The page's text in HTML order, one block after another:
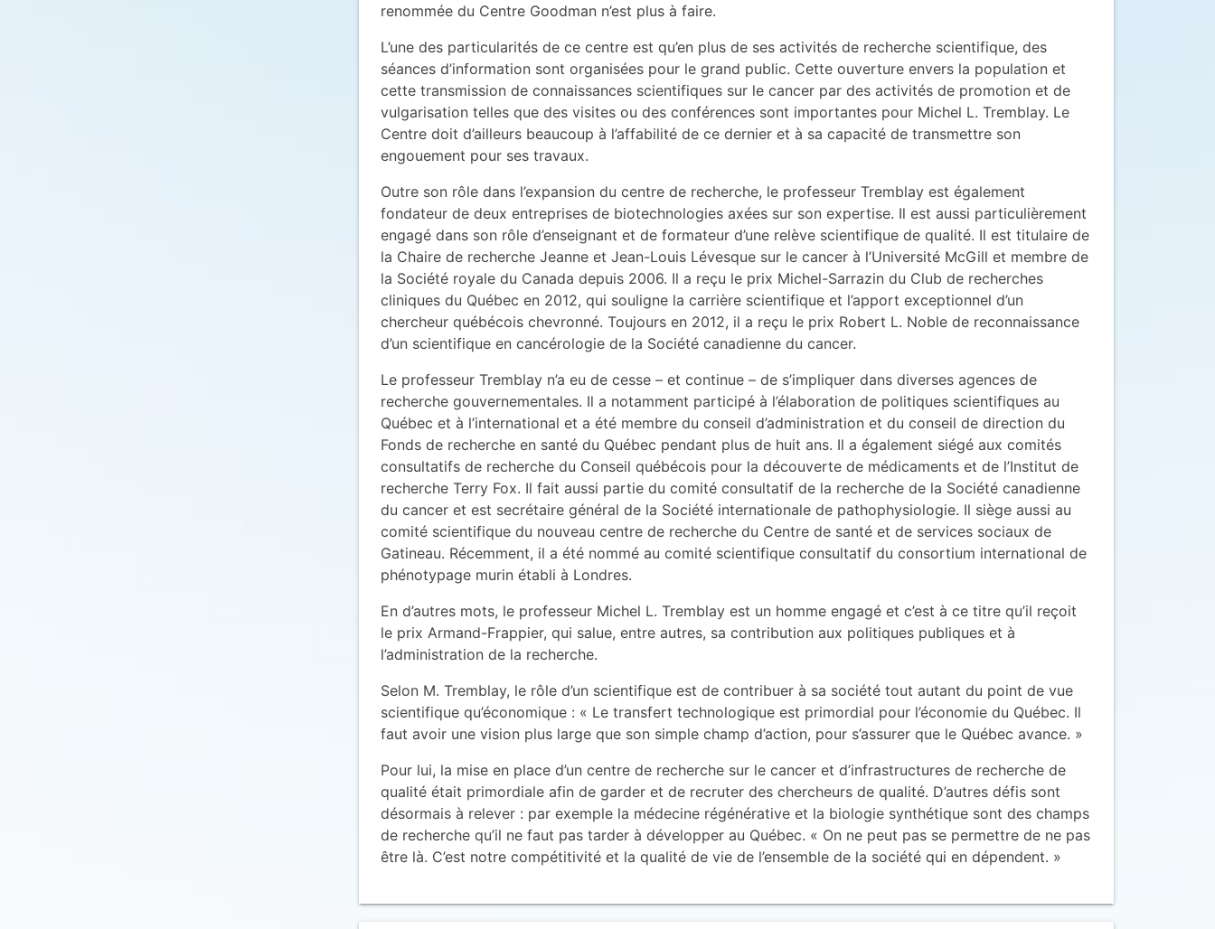
renommée du Centre Goodman n’est plus à faire.
L’une des particularités de ce centre est qu’en plus de ses activités de recherche scientifique, des
séances d’information sont organisées pour le grand public. Cette ouverture envers la population et
cette transmission de connaissances scientifiques sur le cancer par des activités de promotion et de
vulgarisation telles que des visites ou des conférences sont importantes pour Michel L. Tremblay. Le
Centre doit d’ailleurs beaucoup à l’affabilité de ce dernier et à sa capacité de transmettre son
engouement pour ses travaux.
Outre son rôle dans l’expansion du centre de recherche, le professeur Tremblay est également
fondateur de deux entreprises de biotechnologies axées sur son expertise. Il est aussi particulièrement
engagé dans son rôle d’enseignant et de formateur d’une relève scientifique de qualité. Il est titulaire de
la Chaire de recherche Jeanne et Jean-Louis Lévesque sur le cancer à l’Université McGill et membre de
la Société royale du Canada depuis 2006. Il a reçu le prix Michel-Sarrazin du Club de recherches
cliniques du Québec en 2012, qui souligne la carrière scientifique et l’apport exceptionnel d’un
chercheur québécois chevronné. Toujours en 2012, il a reçu le prix Robert L. Noble de reconnaissance
d’un scientifique en cancérologie de la Société canadienne du cancer.
Le professeur Tremblay n’a eu de cesse – et continue – de s’impliquer dans diverses agences de
recherche gouvernementales. Il a notamment participé à l’élaboration de politiques scientifiques au
Québec et à l’international et a été membre du conseil d’administration et du conseil de direction du
Fonds de recherche en santé du Québec pendant plus de huit ans. Il a également siégé aux comités
consultatifs de recherche du Conseil québécois pour la découverte de médicaments et de l’Institut de
recherche Terry Fox. Il fait aussi partie du comité consultatif de la recherche de la Société canadienne
du cancer et est secrétaire général de la Société internationale de pathophysiologie. Il siège aussi au
comité scientifique du nouveau centre de recherche du Centre de santé et de services sociaux de
Gatineau. Récemment, il a été nommé au comité scientifique consultatif du consortium international de
phénotypage murin établi à Londres.
En d’autres mots, le professeur Michel L. Tremblay est un homme engagé et c’est à ce titre qu’il reçoit
le prix Armand-Frappier, qui salue, entre autres, sa contribution aux politiques publiques et à
l’administration de la recherche.
Selon M. Tremblay, le rôle d’un scientifique est de contribuer à sa société tout autant du point de vue
scientifique qu’économique : « Le transfert technologique est primordial pour l’économie du Québec. Il
faut avoir une vision plus large que son simple champ d’action, pour s’assurer que le Québec avance. »
Pour lui, la mise en place d’un centre de recherche sur le cancer et d’infrastructures de recherche de
qualité était primordiale afin de garder et de recruter des chercheurs de qualité. D’autres défis sont
désormais à relever : par exemple la médecine régénérative et la biologie synthétique sont des champs
de recherche qu’il ne faut pas tarder à développer au Québec. « On ne peut pas se permettre de ne pas
être là. C’est notre compétitivité et la qualité de vie de l’ensemble de la société qui en dépendent. »